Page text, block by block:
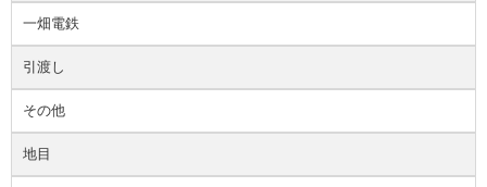
一畑電鉄
引渡し
その他
地目